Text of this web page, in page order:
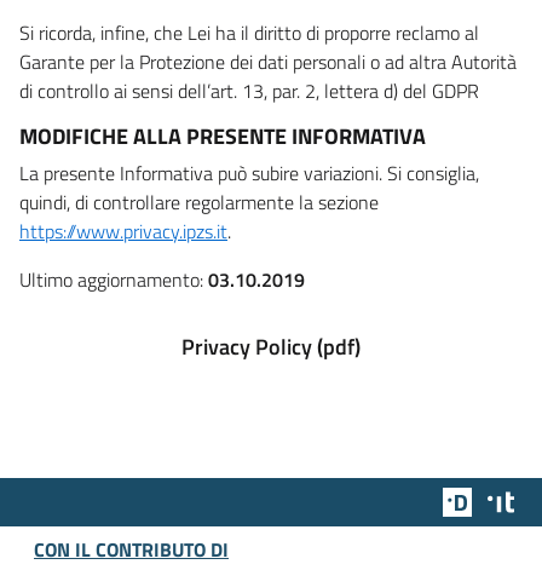
Si ricorda, infine, che Lei ha il diritto di proporre reclamo al
Garante per la Protezione dei dati personali o ad altra Autorità
di controllo ai sensi dell’art. 13, par. 2, lettera d) del GDPR
MODIFICHE ALLA PRESENTE INFORMATIVA
La presente Informativa può subire variazioni. Si consiglia,
quindi, di controllare regolarmente la sezione
https://www.privacy.ipzs.it.
Ultimo aggiornamento:03.10.2019
Privacy Policy (pdf)
Team
CON IL CONTRIBUTO DI